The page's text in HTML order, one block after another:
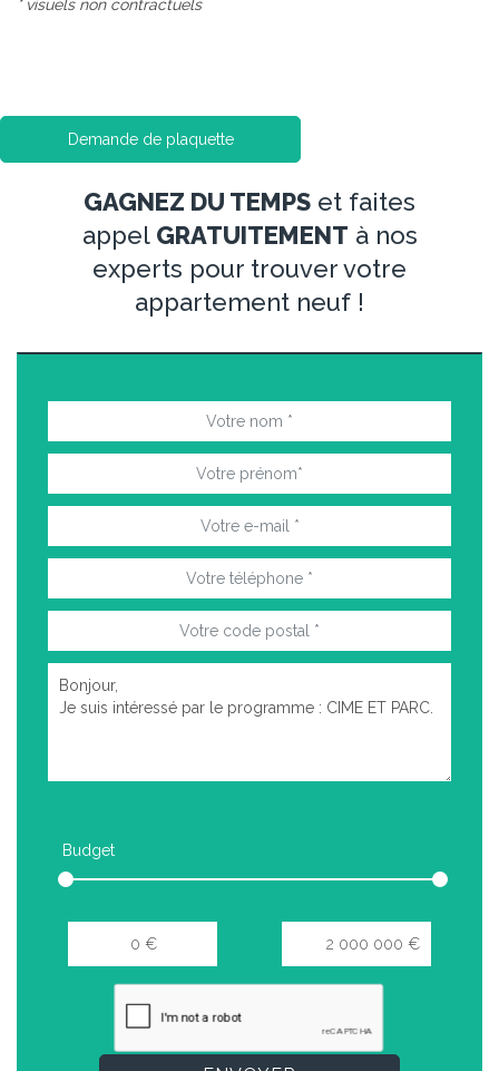
* visuels non contractuels
Demande de plaquette
GAGNEZ DU TEMPS et faites
appel GRATUITEMENT à nos
experts pour trouver votre
appartement neuf !
Budget